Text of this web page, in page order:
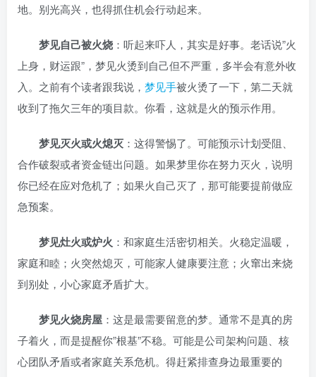
地。别光高兴，也得抓住机会行动起来。
梦见自己被火烧 ：听起来吓人，其实是好事。老话说”火
上身，财运跟”，梦见火烫到自己但不严重，多半会有意外收
入。之前有个读者跟我说， 梦见手被火烫了一下，第二天就
收到了拖欠三年的项目款。你看，这就是火的预示作用。
梦见灭火或火熄灭 ：这得警惕了。可能预示计划受阻、
合作破裂或者资金链出问题。如果梦里你在努力灭火，说明
你已经在应对危机了；如果火自己灭了，那可能要提前做应
急预案。
梦见灶火或炉火 ：和家庭生活密切相关。火稳定温暖，
家庭和睦；火突然熄灭，可能家人健康要注意；火窜出来烧
到别处，小心家庭矛盾扩大。
梦见火烧房屋 ：这是最需要留意的梦。通常不是真的房
子着火，而是提醒你”根基”不稳。可能是公司架构问题、核
心团队矛盾或者家庭关系危机。得赶紧排查身边最重要的